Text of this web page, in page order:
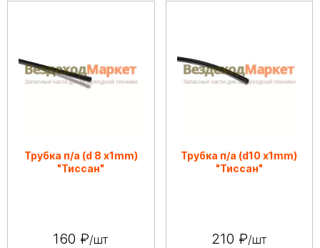
Трубка п/а (d 8 х1mm)
"Тиссан"
160 ₽/шт
Трубка п/а (d10 х1mm)
"Тиссан"
210 ₽/шт